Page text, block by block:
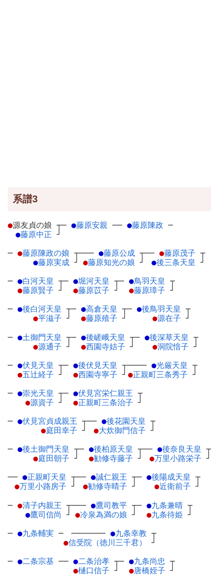
系譜3
●源友貞の娘 ┬
●藤原中正 ┘
─ ●藤原安親 ── ●藤原陳政 ─
─ ●藤原陳政の娘 ┬
●藤原実成 ┘
─── ●藤原公成 ┬
●藤原知光の娘 ┘
── ●藤原茂子 ┬
●後三条天皇 ┘
─ ●白河天皇 ┬
●藤原賢子 ┘
─ ●堀河天皇 ┬
●藤原苡子 ┘
─ ●鳥羽天皇 ┬
●藤原璋子 ┘
─ ●後白河天皇 ┬
●平滋子 ┘
─ ●高倉天皇 ┬
●藤原殖子 ┘
─ ●後鳥羽天皇 ┬
●源在子 ┘
─ ●土御門天皇 ┬
●源通子 ┘
─ ●後嵯峨天皇 ┬
●西園寺姞子 ┘
─ ●後深草天皇 ┬
●洞院愔子 ┘
─ ●伏見天皇 ┬
●五辻経子 ┘
─ ●後伏見天皇 ┬
●西園寺寧子 ┘
──── ●光厳天皇 ┬
●正親町三条秀子 ┘
─ ●崇光天皇 ┬
●源資子 ┘
─ ●伏見宮栄仁親王 ┬
●正親町三条治子 ┘
─ ●伏見宮貞成親王 ┬
●庭田幸子 ┘
── ●後花園天皇 ┬
●大炊御門信子 ┘
─ ●後土御門天皇 ┬
●庭田朝子 ┘
─ ●後柏原天皇 ┬
●勧修寺藤子 ┘
── ●後奈良天皇 ┬
●万里小路栄子 ┘
── ●正親町天皇 ┬
●万里小路房子 ┘
── ●誠仁親王 ┬
●勧修寺晴子 ┘
─ ●後陽成天皇 ┬
●近衛前子 ┘
─ ●清子内親王 ┬
●鷹司信尚 ┘
─── ●鷹司教平 ┬
●冷泉為満の娘 ┘
─ ●九条兼晴 ┬
●九条待姫 ┘
─ ●九条輔実 ─ ─────── ●九条幸教 ┬
●信受院（徳川三千君） ┘
─ ●二条宗基 ── ●二条治孝 ┬
●樋口信子 ┘
─ ●九条尚忠 ┬
●唐橋姪子 ┘